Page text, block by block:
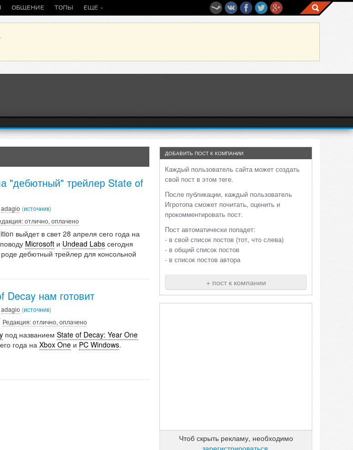
ОБЩЕНИЕ ТОПЫ ЕЩЕ
.
"дебютный" трейлер State of
adagio (источник)
отлично, оплачено
выйдет в свет 28 апреля сего года на
Microsoft и Undead Labs сегодня
дебютный трейлер для консольной
Decay нам готовит
adagio (источник)
Редакция: отлично, оплачено
под названиемState of Decay: Year One
года наXbox One и PC Windows.
ДОБАВИТЬ ПОСТ К КОМПАНИИ
Каждый пользователь сайта может создать
свой пост в этом теге.
После публикации, каждый пользователь
Игротопа сможет почитать, оценить и
прокомментировать пост.
Пост автоматически попадет:
- в свой список постов (тот, что слева)
- в общий список постов
- в список постов автора
+ пост к компании
Чтоб скрыть рекламу, необходимо
зарегистрироваться